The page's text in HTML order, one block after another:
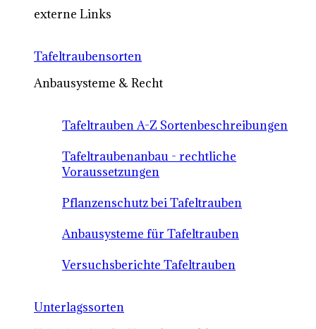
externe Links
Tafeltraubensorten
Anbausysteme & Recht
Tafeltrauben A-Z Sortenbeschreibungen
Tafeltraubenanbau - rechtliche
Voraussetzungen
Pflanzenschutz bei Tafeltrauben
Anbausysteme für Tafeltrauben
Versuchsberichte Tafeltrauben
Unterlagssorten